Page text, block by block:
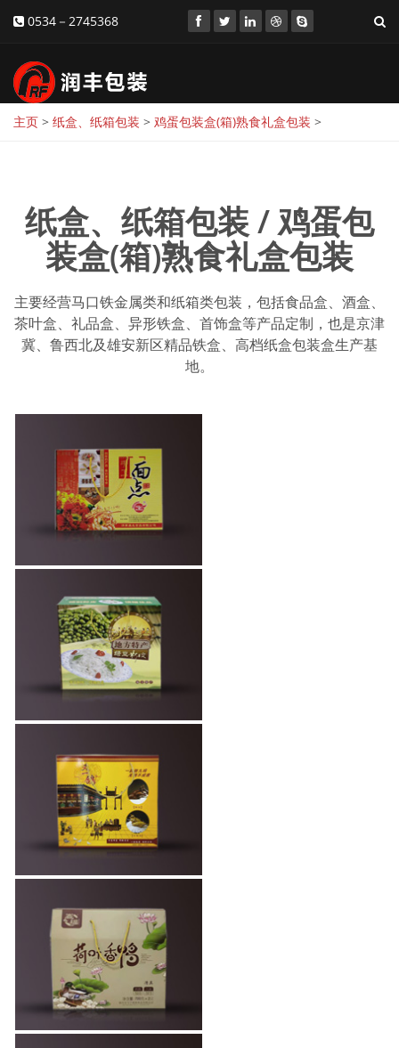
0534－2745368
主页 > 纸盒、纸箱包装 > 鸡蛋包装盒(箱)熟食礼盒包装 >
纸盒、纸箱包装 / 鸡蛋包
装盒(箱)熟食礼盒包装
主要经营马口铁金属类和纸箱类包装，包括食品盒、酒盒、
茶叶盒、礼品盒、异形铁盒、首饰盒等产品定制，也是京津
冀、鲁西北及雄安新区精品铁盒、高档纸盒包装盒生产基
地。
面点包装盒—手
提礼盒
粉皮特产礼盒包
乳鸽熟食礼品盒
定制包装
香鸭烤鸭特产熟
食包装礼